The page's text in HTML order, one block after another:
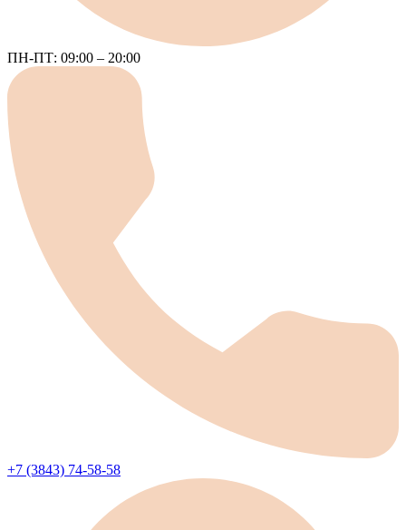
ПН-ПТ: 09:00 – 20:00
+7 (3843) 74-58-58